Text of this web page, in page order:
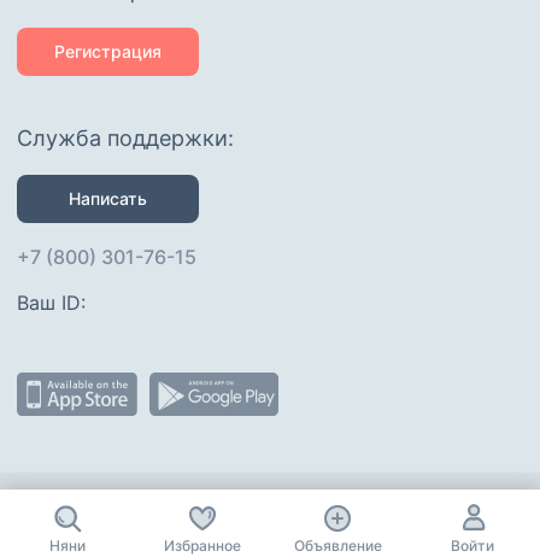
Регистрация
Служба поддержки:
Написать
+7 (800) 301-76-15
Ваш ID:
Присоединяйтесь :
Няни Избранное Объявление Войти